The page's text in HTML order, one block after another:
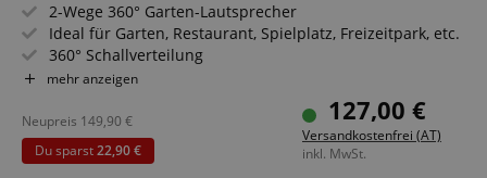
2-Wege 360° Garten-Lautsprecher
Ideal für Garten, Restaurant, Spielplatz, Freizeitpark, etc.
360° Schallverteilung
Belastbarkeit: 60/120/240 Watt (RMS/Musikleistung/Peak
Wasser- und UV-resistent (IP56)
70/100V-Option
mehr anzeigen
127,00 €
Versandkostenfrei (AT)
inkl. MwSt.
Neupreis 149,90 €
Du sparst22,90 €